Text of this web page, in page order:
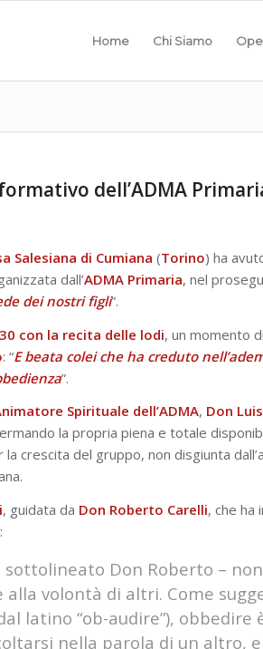
Home Chi Siamo
dell’ADMA
Salesiana di Cumiana (Torino) ha
dall’ADMA Primaria, nel
dei nostri figli”.
con la recita delle lodi, un momento
: “E beata colei che ha creduto
”.
Spirituale dell’ADMA, Don
la propria piena e totale
crescita del gruppo, non disgiunta
, guidata da Don Roberto Carelli, che ha
:
sottolineato Don Roberto –
alla volontà di altri. Come
latino “ob-audire”),
nella parola di un altro,